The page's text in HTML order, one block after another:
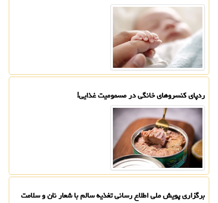
ردپای کنسروهای خانگی در مسمومیت غذایی!
برگزاری پویش ملی اطلاع رسانی تغذیه سالم با شعار نان و سلامت